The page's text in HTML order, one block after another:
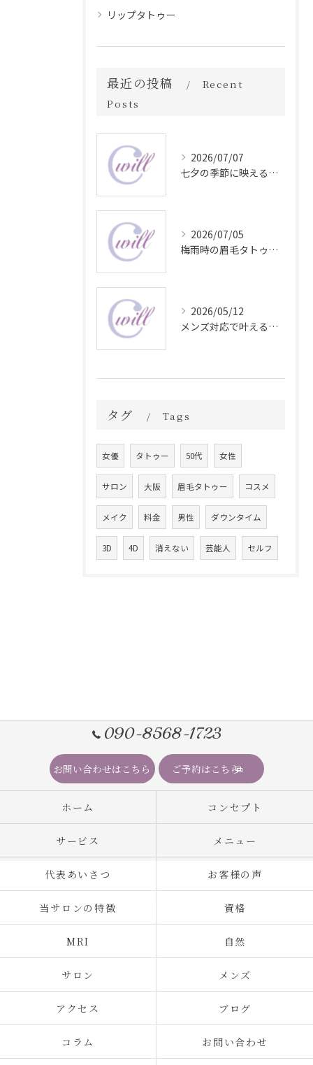
リップタトゥー
最近の投稿
Recent
Posts
2026/07/07
七夕の季節に映える眉毛タトゥー技術
2026/07/05
梅雨時の眉毛タトゥー美容法
2026/05/12
メンズ対応で叶える自然な眉毛タトゥーの魅力
タグ Tags
女優 タトゥー 50代 女性
サロン 大阪 眉毛タトゥー コスメ
メイク 料金 男性 ダウンタイム
3D 4D 消えない 芸能人 セルフ
090-8568-1723
お問い合わせはこちら ご予約はこちら
ホーム コンセプト
サービス メニュー
代表あいさつ お客様の声
当サロンの特徴 資格
MRI 自然
サロン メンズ
アクセス ブログ
コラム お問い合わせ